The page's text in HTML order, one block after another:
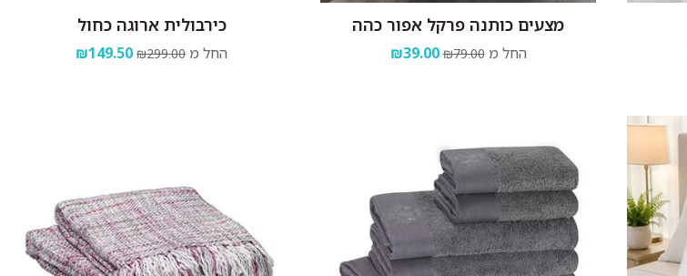
מצעים כותנה פרקל אפור כהה
החל מ ₪79.00
₪39.00
כירבולית ארוגה כחול
החל מ ₪299.00
₪149.50